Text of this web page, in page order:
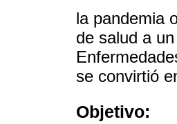
la pandemia
de salud a
se convirtió
Objetivo: